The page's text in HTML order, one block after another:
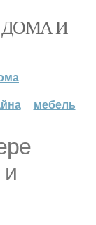
ДОМА И
мебель